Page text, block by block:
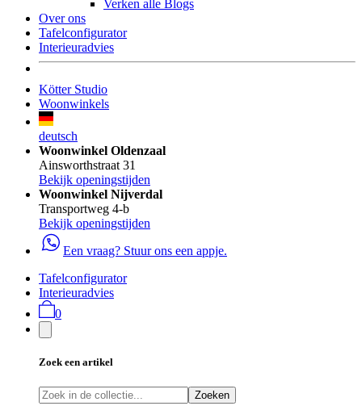
Verken alle Blogs
Over ons
Tafelconfigurator
Interieuradvies
Kötter Studio
Woonwinkels
deutsch
Woonwinkel Oldenzaal
Ainsworthstraat 31
Bekijk openingstijden
Woonwinkel Nijverdal
Transportweg 4-b
Bekijk openingstijden
Een vraag? Stuur ons een appje.
Tafelconfigurator
Interieuradvies
0
Zoek een artikel
Zoeken